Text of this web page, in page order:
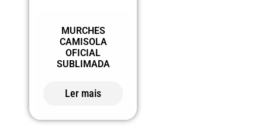
MURCHES
CAMISOLA
OFICIAL
SUBLIMADA
Ler mais